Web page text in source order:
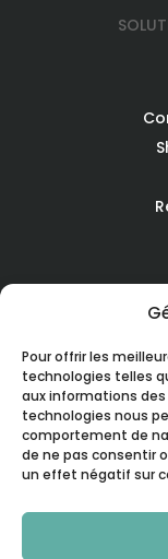
Pour offrir les
technologies telles
aux informations
technologies nous
comportement de
de ne pas consentir
un effet négatif sur
Achat/